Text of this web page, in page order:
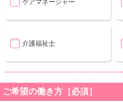
ケアマネージャー
介護福祉士
ご希望の働き方［必須］